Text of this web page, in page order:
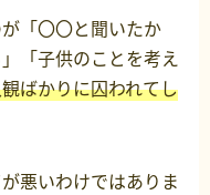
「〇〇と聞いたか
「子供のことを考え
ばかりに囚われてし
悪いわけではありま